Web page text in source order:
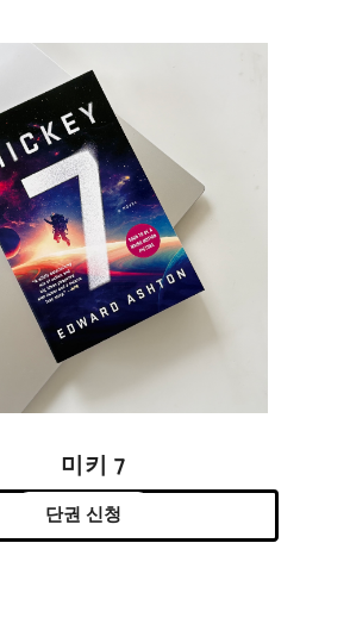
미키 7
단권 신청